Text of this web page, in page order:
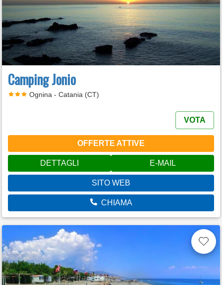
Camping Jonio
Ognina - Catania (CT)
VOTA
OFFERTE ATTIVE
DETTAGLI E-MAIL
SITO WEB
CHIAMA